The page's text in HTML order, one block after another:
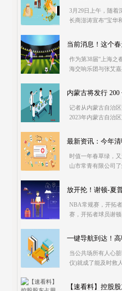
3月29日上午，随着
长商澎涛宣布“宝华
批“工业上楼
当前消息！这个
作为第38届“上海之
海交响乐团与张艾
内蒙古将发行
记者从内蒙古自治
2023年内蒙古自治
券（一期）有
最新资讯：今年清
时值一年春草绿，
山市常青有限公司
已投放预约码
放开抡！谢顿-夏
NBA常规赛，开拓
赛，开拓者球员谢
1盖帽，正负值-
一键导航到达！
当公共场所有人心
仪)就成了能及时救
呢？明仔了解
【速看料】控股